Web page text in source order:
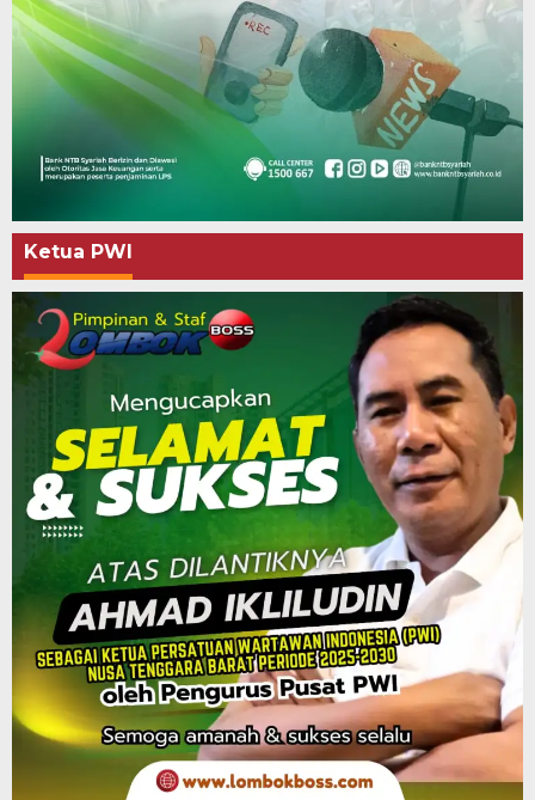
Ketua PWI